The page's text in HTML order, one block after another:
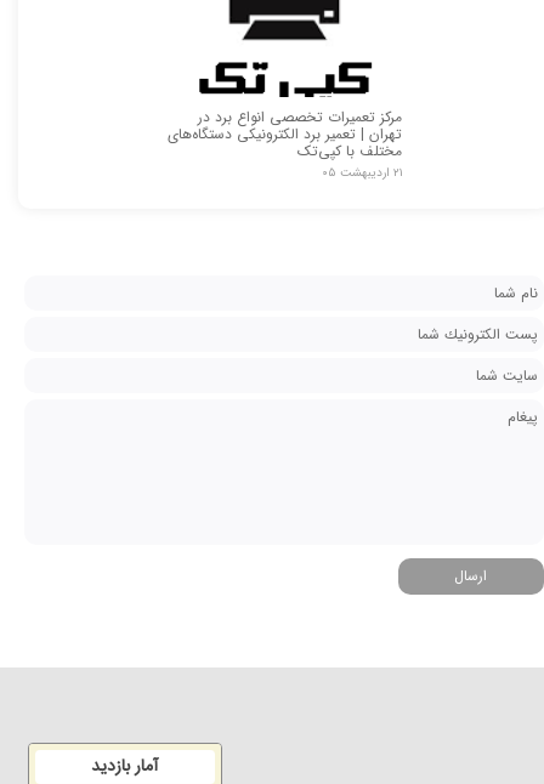
مرکز تعمیرات تخصصی انواع برد در
تهران | تعمیر برد الکترونیکی دستگاه‌های
مختلف با کپی‌تک
۲۱ اردیبهشت ۰۵
ارسال